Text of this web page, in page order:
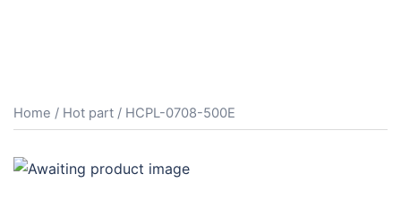
Home / Hot part / HCPL-0708-500E